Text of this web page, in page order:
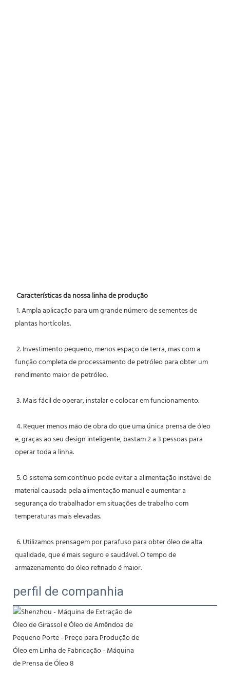
Características da nossa linha de produção
1. Ampla aplicação para um grande número de sementes de
plantas hortícolas.
2. Investimento pequeno, menos espaço de terra, mas com a
função completa de processamento de petróleo para obter um
rendimento maior de petróleo.
3. Mais fácil de operar, instalar e colocar em funcionamento.
e, graças ao seu design inteligente, bastam 2 a 3 pessoas para
operar toda a linha.
material causada pela alimentação manual e aumentar a
segurança do trabalhador em situações de trabalho com
temperaturas mais elevadas.
qualidade, que é mais seguro e saudável. O tempo de
armazenamento do óleo refinado é maior.
perfil de companhia